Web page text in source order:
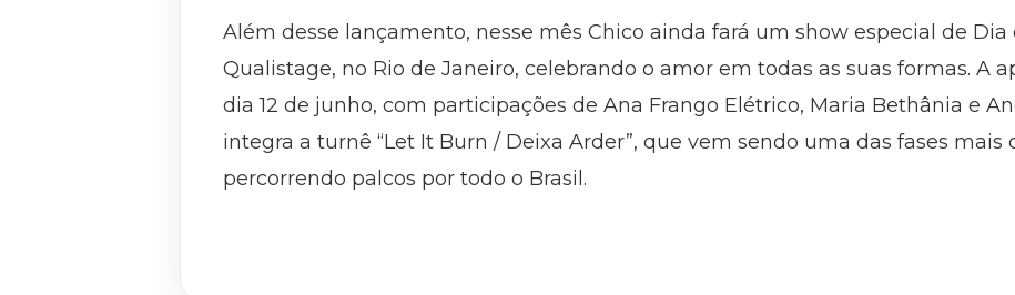
Além desse lançamento, nesse mês Chico ainda fará um show especial de Dia
Qualistage, no Rio de Janeiro, celebrando o amor em todas as suas formas. A
dia 12 de junho, com participações de Ana Frango Elétrico, Maria Bethânia e
integra a turnê “Let It Burn / Deixa Arder”, que vem sendo uma das fases mais
percorrendo palcos por todo o Brasil.